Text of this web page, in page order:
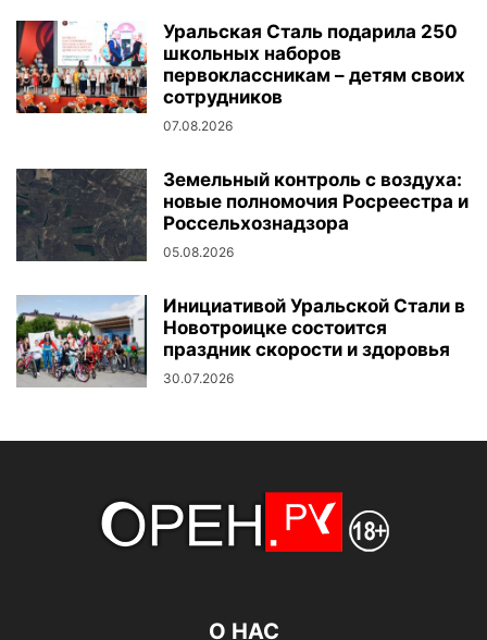
Уральская Сталь подарила 250
школьных наборов
первоклассникам – детям своих
сотрудников
07.08.2026
Земельный контроль с воздуха:
новые полномочия Росреестра и
Россельхознадзора
05.08.2026
Инициативой Уральской Стали в
Новотроицке состоится
праздник скорости и здоровья
30.07.2026
О НАС